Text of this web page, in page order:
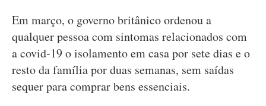
Em março, o governo britânico ordenou a
qualquer pessoa com sintomas relacionados com
a covid-19 o isolamento em casa por sete dias e o
resto da família por duas semanas, sem saídas
sequer para comprar bens essenciais.